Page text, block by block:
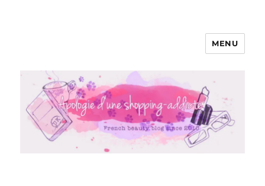
Apologie d'une Shopping-addicte
MENU